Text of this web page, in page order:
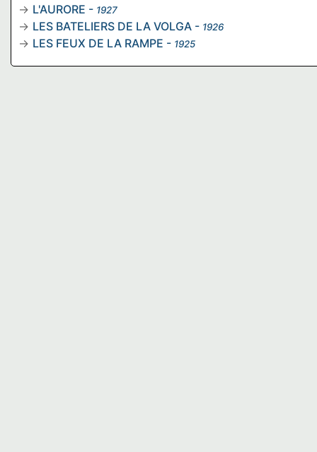
L'AURORE - 1927
LES BATELIERS DE LA VOLGA - 1926
LES FEUX DE LA RAMPE - 1925